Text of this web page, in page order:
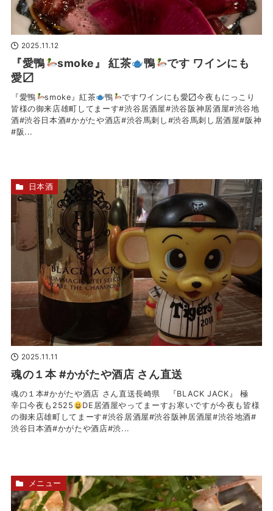
2025.11.12
『愛鴨 smoke』 紅茶 鴨
です ワインにも
愛〼
『愛鴨 smoke』紅茶 鴨
ですワインにも愛〼今夜もにっこり
皆様の御来店雄町してまーす#渋谷居酒屋#渋谷阪神居酒屋#渋谷地
酒#渋谷日本酒#かがたや酒店#渋谷馬刺し#渋谷馬刺し居酒屋#阪神
#阪...
2025.11.11
魂の１本 #かがたや酒店 さん直送
魂の１本#かがたや酒店 さん直送長崎県 『BLACK JACK』 極
辛口今夜も2525
DE居酒屋やってまーすお寒いですが今夜も皆様
の御来店雄町してまーす#渋谷居酒屋#渋谷阪神居酒屋#渋谷地酒#
渋谷日本酒#かがたや酒店#渋...
日本酒
メニュー